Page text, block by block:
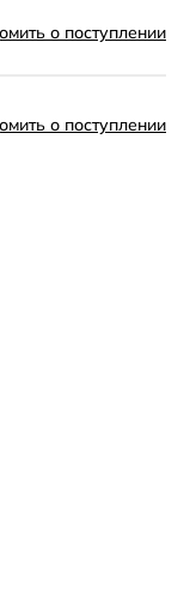
о поступлении
о поступлении